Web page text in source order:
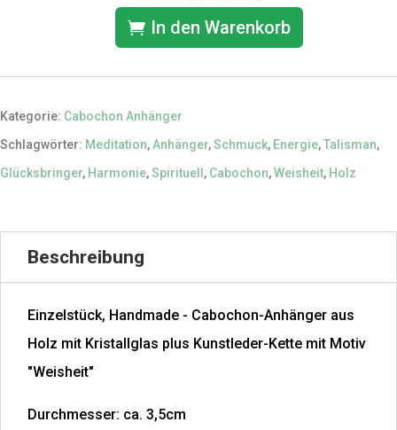
Handmade
Kette
"Weisheit"
|
In den Warenkorb
Kategorie: Cabochon Anhänger
Schlagwörter: Meditation,Anhänger,Schmuck, Energie,Talisman,
Glücksbringer, Harmonie,Spirituell , Cabochon,Weisheit, Holz
Beschreibung
Einzelstück, Handmade - Cabochon-Anhänger aus
Holz mit Kristallglas plus Kunstleder-Kette mit Motiv
"Weisheit"
Durchmesser: ca. 3,5cm